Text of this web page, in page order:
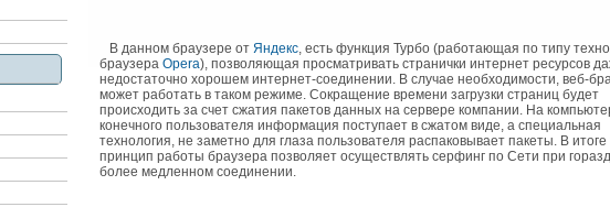
В данном браузере от Яндекс, есть функция Турбо (работающая по типу
браузера Opera), позволяющая просматривать странички интернет ресурсов
недостаточно хорошем интернет-соединении. В случае необходимости, веб-
может работать в таком режиме. Сокращение времени загрузки страниц будет
происходить за счет сжатия пакетов данных на сервере компании. На
конечного пользователя информация поступает в сжатом виде, а специальная
технология, не заметно для глаза пользователя распаковывает пакеты. В итоге
принцип работы браузера позволяет осуществлять серфинг по Сети при
более медленном соединении.